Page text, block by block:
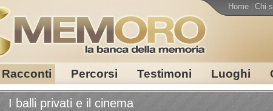
Racconti Percorsi Testimoni Luoghi
Home Chi
I balli privati e il cinema